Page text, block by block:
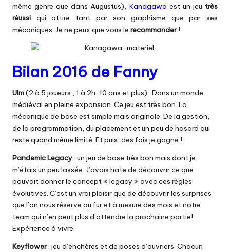
même genre que dansAugustus), Kanagawa est un jeu très
réussi qui attire tant par son graphisme que par ses
mécaniques. Je ne peux que vous le recommander!
Bilan 2016 de Fanny
Ulm(2 à 5 joueurs , 1 à 2h, 10 ans et plus) : Dans un monde
médiéval en pleine expansion. Ce jeu est très bon. La
mécanique de base est simple mais originale. De la gestion,
de la programmation, du placement et un peu de hasard qui
reste quand même limité. Et puis, des fois je gagne !
Pandemic Legacy: un jeu de base très bon mais dont je
m’étais un peu lassée. J’avais hate de découvrir ce que
pouvait donner le concept « legacy » avec ces règles
évolutives. C’est un vrai plaisir que de découvrir les surprises
que l’on nous réserve au fur et à mesure des mois et notre
team qui n’en peut plus d’attendre la prochaine partie!
Expérience à vivre
Keyflower: jeu d’enchères et de poses d’ouvriers. Chacun